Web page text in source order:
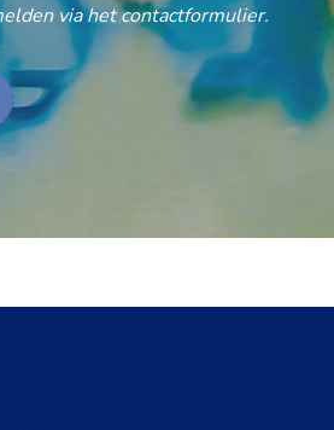
via het contactformulier.